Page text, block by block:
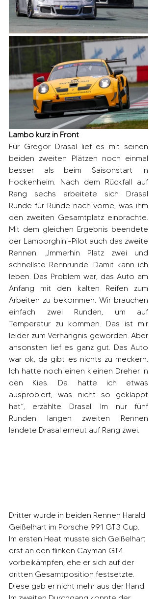
Lambo kurz in Front
Für Gregor Drasal lief es mit seinen
beiden zweiten Plätzen noch einmal
besser als beim Saisonstart in
Hockenheim. Nach dem Rückfall auf
Rang sechs arbeitete sich Drasal
Runde für Runde nach vorne, was ihm
den zweiten Gesamtplatz einbrachte.
Mit dem gleichen Ergebnis beendete
der Lamborghini-Pilot auch das zweite
Rennen. „Immerhin Platz zwei und
schnellste Rennrunde. Damit kann ich
leben. Das Problem war, das Auto am
Anfang mit den kalten Reifen zum
Arbeiten zu bekommen. Wir brauchen
einfach zwei Runden, um auf
Temperatur zu kommen. Das ist mir
leider zum Verhängnis geworden. Aber
ansonsten lief es ganz gut. Das Auto
war ok, da gibt es nichts zu meckern.
Ich hatte noch einen kleinen Dreher in
den Kies. Da hatte ich etwas
ausprobiert, was nicht so geklappt
hat“, erzählte Drasal. Im nur fünf
Runden langen zweiten Rennen
landete Drasal erneut auf Rang zwei.
Dritter wurde in beiden Rennen Harald
Geißelhart im Porsche 991 GT3 Cup.
Im ersten Heat musste sich Geißelhart
erst an den flinken Cayman GT4
vorbeikämpfen, ehe er sich auf der
dritten Gesamtposition festsetzte.
Diese gab er nicht mehr aus der Hand.